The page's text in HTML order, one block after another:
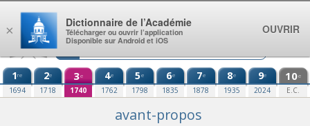
Aller au contenu
1re
1694
2e
1718
3e
1740
4e
1762
5e
1798
6e
1835
7e
1878
8e
1935
9e
2024
10e
E.C.
avant-propos
×
Dictionnaire de l’Académie
Télécharger ou ouvrir l’application
Disponible sur Android et iOS
OUVRIR